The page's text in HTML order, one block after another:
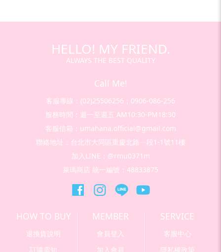
HELLO! MY FRIEND.
ALWAYS THE BEST QUALITY
Call Me!
客服專線：(02)25506256；0906-086-256
服務時間：週一至週五 AM10:30-PM18:30
客服信箱：umahana.official@gmail.com
聯絡地址：台北市大同區重慶北路ㄧ段1-1號11樓
加入LINE：@rmu0371m
萊瑪商店 統一編號：48833875
HOW TO BUY
退換貨說明
訂購需知
MEMBER
會員登入
加入會員
SERVICE
客服中心
隱私權政策